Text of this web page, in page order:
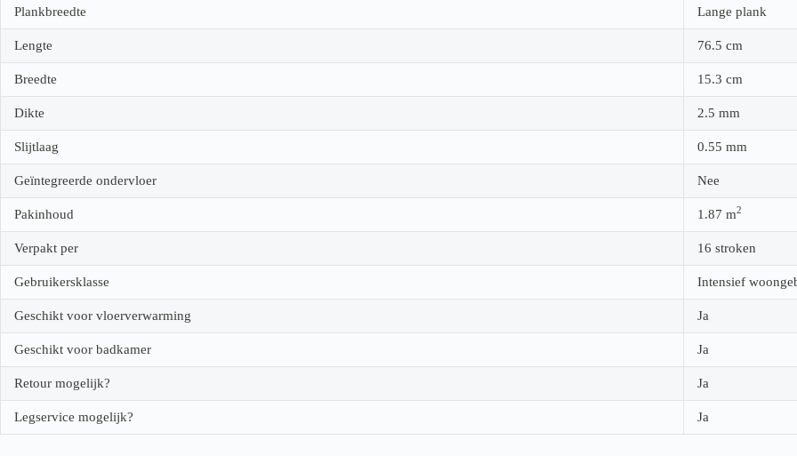
Plankbreedte Lange plank
Lengte 76.5 cm
Breedte 15.3 cm
Dikte 2.5 mm
Slijtlaag 0.55 mm
Geïntegreerde ondervloer Nee
Pakinhoud 1.87 m2
Verpakt per 16 stroken
Gebruikersklasse Intensief
Geschikt voor vloerverwarming Ja
Geschikt voor badkamer Ja
Retour mogelijk? Ja
Legservice mogelijk? Ja